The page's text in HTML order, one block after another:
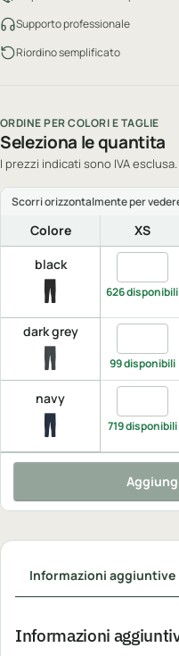
Supporto professionale
Riordino semplificato
ORDINE PER COLORI E TAGLIE
Seleziona le quantita
I prezzi indicati sono IVA esclusa.
Colore XS
black
626 disponibili
dark grey
99 disponibili
navy
719 disponibili
Informazioni aggiuntive
Informazioni